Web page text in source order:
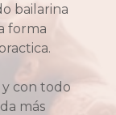
bailarina
forma
con todo
más